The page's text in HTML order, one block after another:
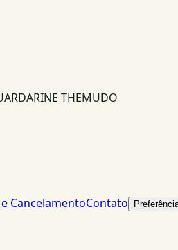
THEMUDO
CancelamentoContato